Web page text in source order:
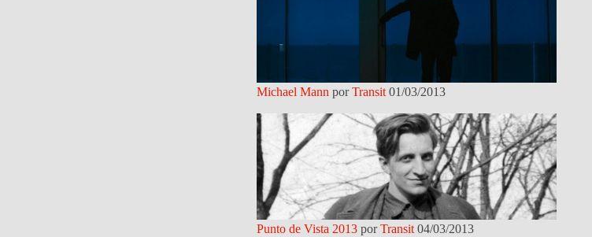
Michael Mann porTransit 01/03/2013
Punto de Vista 2013porTransit 04/03/2013